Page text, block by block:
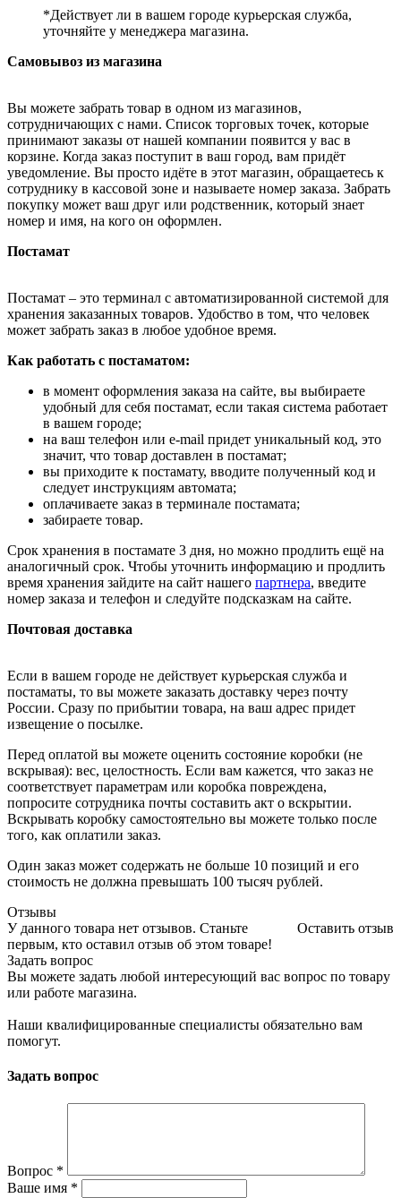
*Действует ли в вашем городе курьерская служба,
уточняйте у менеджера магазина.
Самовывоз из магазина
Вы можете забрать товар в одном из магазинов,
сотрудничающих с нами. Список торговых точек, которые
принимают заказы от нашей компании появится у вас в
корзине. Когда заказ поступит в ваш город, вам придёт
уведомление. Вы просто идёте в этот магазин, обращаетесь к
сотруднику в кассовой зоне и называете номер заказа. Забрать
покупку может ваш друг или родственник, который знает
номер и имя, на кого он оформлен.
Постамат
Постамат – это терминал с автоматизированной системой для
хранения заказанных товаров. Удобство в том, что человек
может забрать заказ в любое удобное время.
Как работать с постаматом:
в момент оформления заказа на сайте, вы выбираете
удобный для себя постамат, если такая система работает
в вашем городе;
на ваш телефон или e-mail придет уникальный код, это
значит, что товар доставлен в постамат;
вы приходите к постамату, вводите полученный код и
следует инструкциям автомата;
оплачиваете заказ в терминале постамата;
забираете товар.
Срок хранения в постамате 3 дня, но можно продлить ещё на
аналогичный срок. Чтобы уточнить информацию и продлить
время хранения зайдите на сайт нашего партнера, введите
номер заказа и телефон и следуйте подсказкам на сайте.
Почтовая доставка
Если в вашем городе не действует курьерская служба и
постаматы, то вы можете заказать доставку через почту
России. Сразу по прибытии товара, на ваш адрес придет
извещение о посылке.
Перед оплатой вы можете оценить состояние коробки (не
вскрывая): вес, целостность. Если вам кажется, что заказ не
соответствует параметрам или коробка повреждена,
попросите сотрудника почты составить акт о вскрытии.
Вскрывать коробку самостоятельно вы можете только после
того, как оплатили заказ.
Один заказ может содержать не больше 10 позиций и его
стоимость не должна превышать 100 тысяч рублей.
Отзывы
Оставить отзыв
У данного товара нет отзывов. Станьте
первым, кто оставил отзыв об этом товаре!
Задать вопрос
Вы можете задать любой интересующий вас вопрос по товару
или работе магазина.
Наши квалифицированные специалисты обязательно вам
помогут.
Задать вопрос
Вопрос *
Ваше имя *